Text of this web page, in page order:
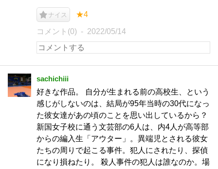
ナイス ★4
コメント(0) 2022/05/14
sachichiii
好きな作品。 自分が生まれる前の高校生、という
感じがしないのは、結局が95年当時の30代になっ
た彼女達があの頃のことを思い出しているから？
新国女子校に通う文芸部の6人は、内4人が高等部
からの編入生「アウター」。異端児とされる彼女
たちの周りで起こる事件。犯人にされたり、探偵
になり損ねたり。 殺人事件の犯人は誰なのか。場